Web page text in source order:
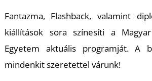
Fantazma, Flashback, valamint
kiállítások sora színesíti a
Egyetem aktuális programját. A
mindenkit szeretettel várunk!